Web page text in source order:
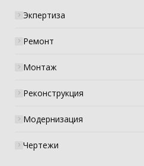
Экпертиза
Ремонт
Монтаж
Реконструкция
Модернизация
Чертежи